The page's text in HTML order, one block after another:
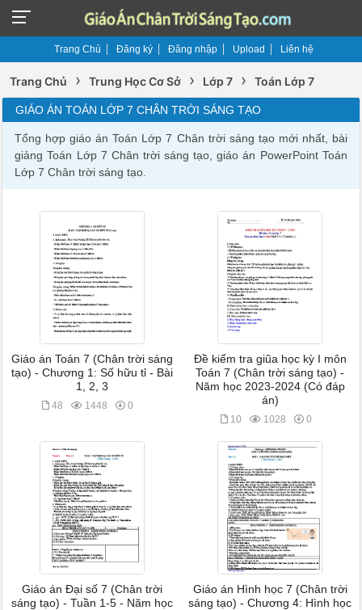
Trang Chủ Đăng ký Đăng nhập Upload Liên hệ
Trang Chủ › Trung Học Cơ Sở › Lớp 7 › Toán Lớp 7
GIÁO ÁN TOÁN LỚP 7 CHÂN TRỜI SÁNG TẠO
Tổng hợp giáo án Toán Lớp 7 Chân trời sáng tạo mới nhất, bài
giảng Toán Lớp 7 Chân trời sáng tạo, giáo án PowerPoint Toán
Lớp 7 Chân trời sáng tạo.
Giáo án Toán 7 (Chân trời sáng
tạo) - Chương 1: Số hữu tỉ - Bài
1, 2, 3
48 1448 0
Đề kiểm tra giũa học kỳ I môn
Toán 7 (Chân trời sáng tạo) -
Năm học 2023-2024 (Có đáp
án)
10 1028 0
Giáo án Đại số 7 (Chân trời
sáng tạo) - Tuần 1-5 - Năm học
Giáo án Hình học 7 (Chân trời
sáng tạo) - Chương 4: Hình học